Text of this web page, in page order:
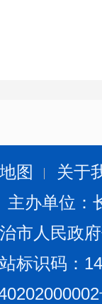
图
关于
办单位
市人民政
标识码：